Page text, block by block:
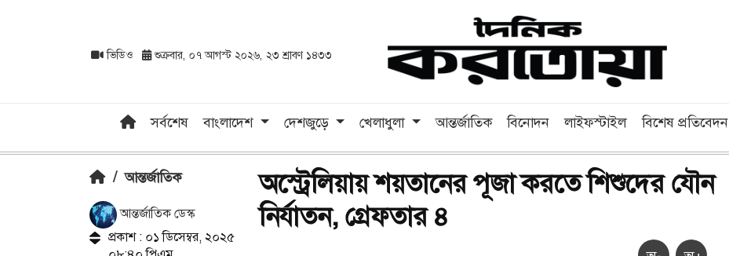
ভিডিও শুক্রবার, ০৭ আগস্ট ২০২৬, ২৩ শ্রাবণ ১৪৩৩
সর্বশেষ বাংলাদেশ দেশজুড়ে খেলাধুলা আন্তর্জাতিক বিনোদন লাইফস্টাইল বিশেষ প্রতিবেদন
/ আন্তর্জাতিক
আন্তর্জাতিক ডেস্ক
প্রকাশ : ০১ ডিসেম্বর, ২০২৫
অস্ট্রেলিয়ায় শয়তানের পূজা করতে শিশুদের যৌন
নির্যাতন, গ্রেফতার ৪